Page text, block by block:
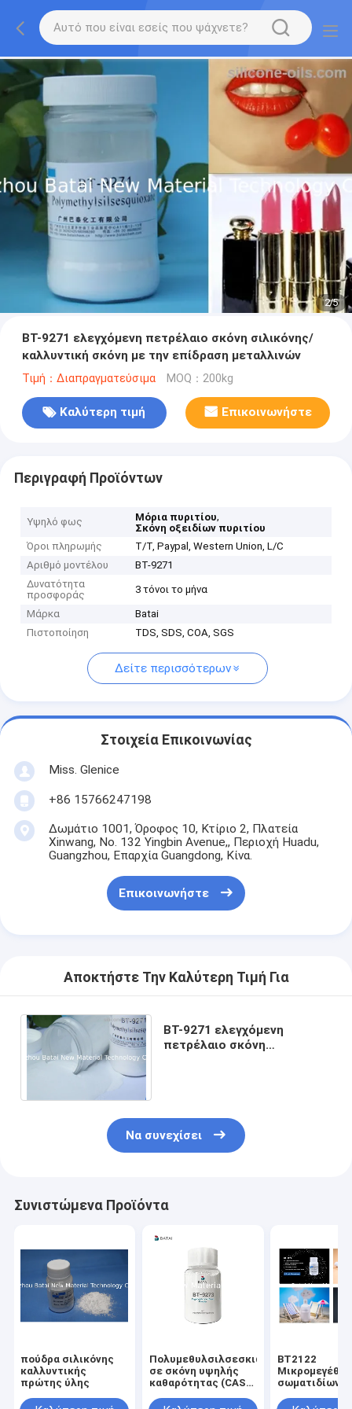
2/5
BT-9271 ελεγχόμενη πετρέλαιο σκόνη σιλικόνης/
καλλυντική σκόνη με την επίδραση μεταλλινών
Τιμή：Διαπραγματεύσιμα MOQ：200kg
Καλύτερη τιμή Επικοινωνήστε
Περιγραφή Προϊόντων
Υψηλό φως Μόρια πυριτίου,
Σκόνη οξειδίων πυριτίου
Όροι πληρωμής
T/T, Paypal, Western Union, L/C
Αριθμό μοντέλου
BT-9271
Δυνατότητα
προσφοράς
3 τόνοι το μήνα
Μάρκα
Batai
Πιστοποίηση
TDS, SDS, COA, SGS
Δείτε περισσότερων
Στοιχεία Επικοινωνίας
Miss. Glenice
+86 15766247198
Δωμάτιο 1001, Όροφος 10, Κτίριο 2, Πλατεία
Xinwang, No. 132 Yingbin Avenue,, Περιοχή Huadu,
Guangzhou, Επαρχία Guangdong, Κίνα.
Επικοινωνήστε
Αποκτήστε Την Καλύτερη Τιμή Για
BT-9271 ελεγχόμενη
πετρέλαιο σκόνη
Να συνεχίσει
Συνιστώμενα Προϊόντα
πούδρα σιλικόνης
καλλυντικής
πρώτης ύλης
Πολυμεθυλσιλσεσκιωξάνη
σε σκόνη υψηλής
καθαρότητας (CAS
καλλυντικά
BT2122
Μικρομεγέθη
σωματιδίων